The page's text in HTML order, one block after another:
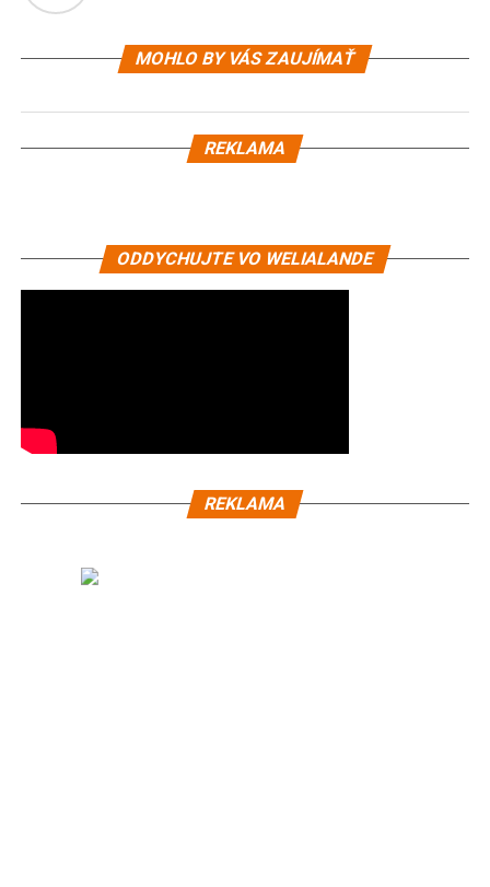
MOHLO BY VÁS ZAUJÍMAŤ
REKLAMA
ODDYCHUJTE VO WELIALANDE
REKLAMA